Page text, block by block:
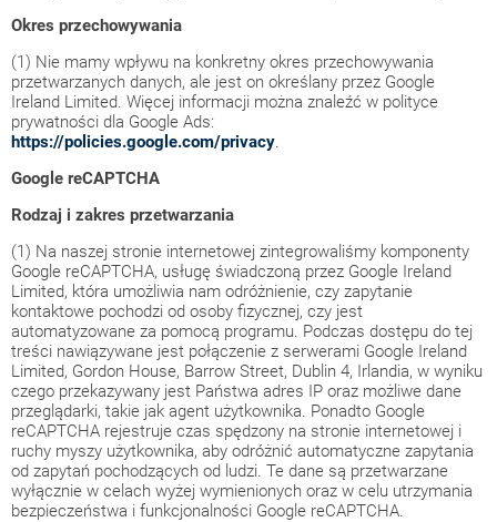
Okres przechowywania
(1) Nie mamy wpływu na konkretny okres przechowywania
przetwarzanych danych, ale jest on określany przez Google
Ireland Limited. Więcej informacji można znaleźć w polityce
prywatności dla Google Ads:
https://policies.google.com/privacy.
Google reCAPTCHA
Rodzaj i zakres przetwarzania
(1) Na naszej stronie internetowej zintegrowaliśmy komponenty
Google reCAPTCHA, usługę świadczoną przez Google Ireland
Limited, która umożliwia nam odróżnienie, czy zapytanie
kontaktowe pochodzi od osoby fizycznej, czy jest
automatyzowane za pomocą programu. Podczas dostępu do tej
treści nawiązywane jest połączenie z serwerami Google Ireland
Limited, Gordon House, Barrow Street, Dublin 4, Irlandia, w wyniku
czego przekazywany jest Państwa adres IP oraz możliwe dane
przeglądarki, takie jak agent użytkownika. Ponadto Google
reCAPTCHA rejestruje czas spędzony na stronie internetowej i
ruchy myszy użytkownika, aby odróżnić automatyczne zapytania
od zapytań pochodzących od ludzi. Te dane są przetwarzane
wyłącznie w celach wyżej wymienionych oraz w celu utrzymania
bezpieczeństwa i funkcjonalności Google reCAPTCHA.